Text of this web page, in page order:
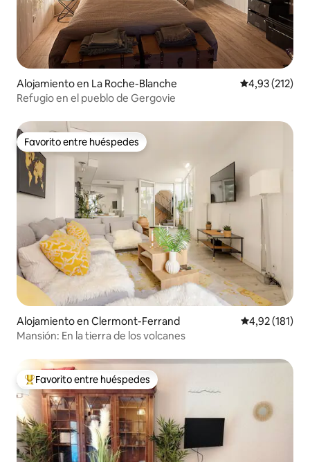
Alojamiento en La Roche-Blanche Calificación
4,93 (212)
Refugio en el pueblo de Gergovie
Favorito entre huéspedes
Favorito entre huéspedes
Alojamiento en Clermont-Ferrand Calificación
4,92 (181)
Mansión: En la tierra de los volcanes
Favorito entre los huéspedes más destacados
Favorito entre huéspedes